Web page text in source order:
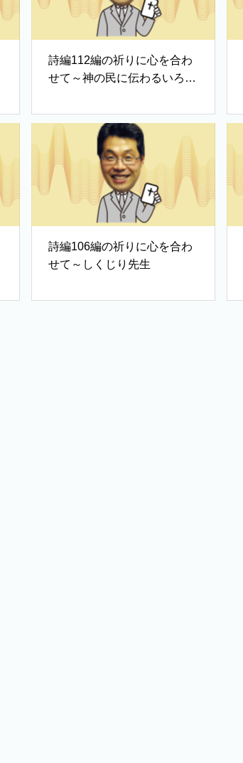
詩編112編の祈りに心を合わ
せて～神の民に伝わるいろは
詩編106編の祈りに心を合わ
せて～しくじり先生